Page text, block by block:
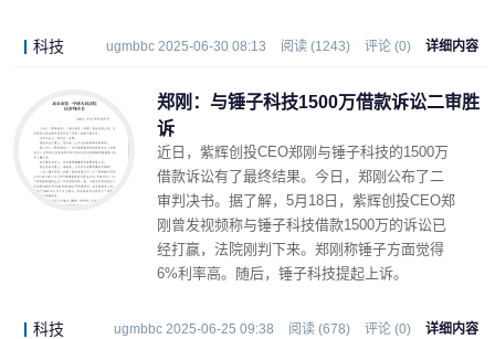
科技 ugmbbc 2025-06-30 08:13 阅读 (1243) 评论 (0) 详细内容
郑刚：与锤子科技1500万借款诉讼二审胜
诉
近日，紫辉创投CEO郑刚与锤子科技的1500万
借款诉讼有了最终结果。今日，郑刚公布了二
审判决书。据了解，5月18日，紫辉创投CEO郑
刚曾发视频称与锤子科技借款1500万的诉讼已
经打赢，法院刚判下来。郑刚称锤子方面觉得
6%利率高。随后，锤子科技提起上诉。
科技 ugmbbc 2025-06-25 09:38 阅读 (678) 评论 (0) 详细内容